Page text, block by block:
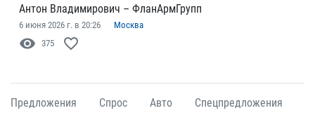
Антон Владимирович – ФланАрмГрупп
6 июня 2026 г. в 20:26 Москва
visibility 375 favorite_border
Предложения Спрос Авто Спецпредложения